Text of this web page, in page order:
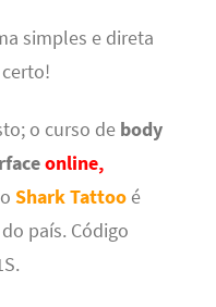
simples e direta
o curso de body
online,
Shark Tattooé
país. Código